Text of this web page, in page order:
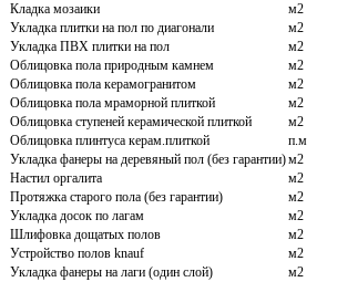
Кладка мозаики
м2
Укладка плитки на пол по диагонали
м2
Укладка ПВХ плитки на пол
м2
Облицовка пола природным камнем
м2
Облицовка пола керамогранитом
м2
Облицовка пола мраморной плиткой
м2
Облицовка ступеней керамической плиткой
м2
Облицовка плинтуса керам.плиткой
п.м
Укладка фанеры на деревяный пол (без гарантии)м2
Настил оргалита
м2
Протяжка старого пола (без гарантии)
м2
Укладка досок по лагам
м2
Шлифовка дощатых полов
м2
Устройство полов knauf
м2
Укладка фанеры на лаги (один слой)
м2